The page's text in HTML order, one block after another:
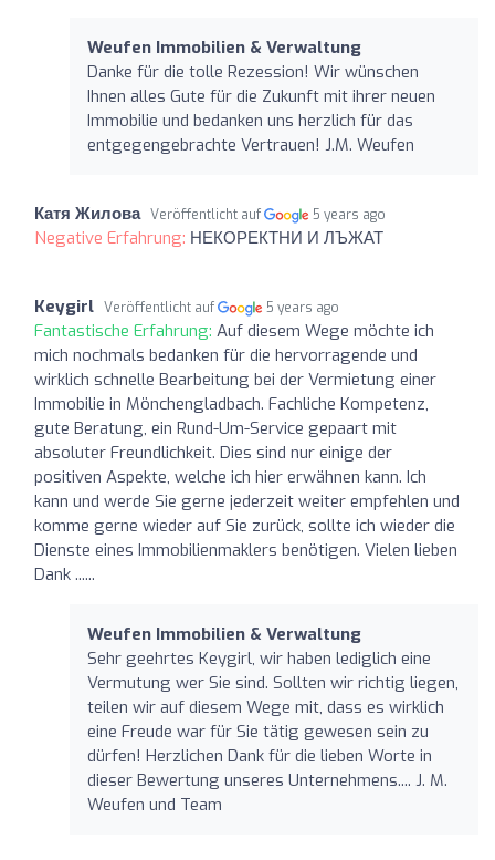
Weufen Immobilien & Verwaltung
Danke für die tolle Rezession! Wir wünschen
Ihnen alles Gute für die Zukunft mit ihrer neuen
Immobilie und bedanken uns herzlich für das
entgegengebrachte Vertrauen! J.M. Weufen
Катя Жилова Veröffentlicht auf 5 years ago
Negative Erfahrung: НЕКОРЕКТНИ И ЛЪЖАТ
Keygirl Veröffentlicht auf 5 years ago
Fantastische Erfahrung: Auf diesem Wege möchte ich
mich nochmals bedanken für die hervorragende und
wirklich schnelle Bearbeitung bei der Vermietung einer
Immobilie in Mönchengladbach. Fachliche Kompetenz,
gute Beratung, ein Rund-Um-Service gepaart mit
absoluter Freundlichkeit. Dies sind nur einige der
positiven Aspekte, welche ich hier erwähnen kann. Ich
kann und werde Sie gerne jederzeit weiter empfehlen und
komme gerne wieder auf Sie zurück, sollte ich wieder die
Dienste eines Immobilienmaklers benötigen. Vielen lieben
Dank ......
Weufen Immobilien & Verwaltung
Sehr geehrtes Keygirl, wir haben lediglich eine
Vermutung wer Sie sind. Sollten wir richtig liegen,
teilen wir auf diesem Wege mit, dass es wirklich
eine Freude war für Sie tätig gewesen sein zu
dürfen! Herzlichen Dank für die lieben Worte in
dieser Bewertung unseres Unternehmens.... J. M.
Weufen und Team